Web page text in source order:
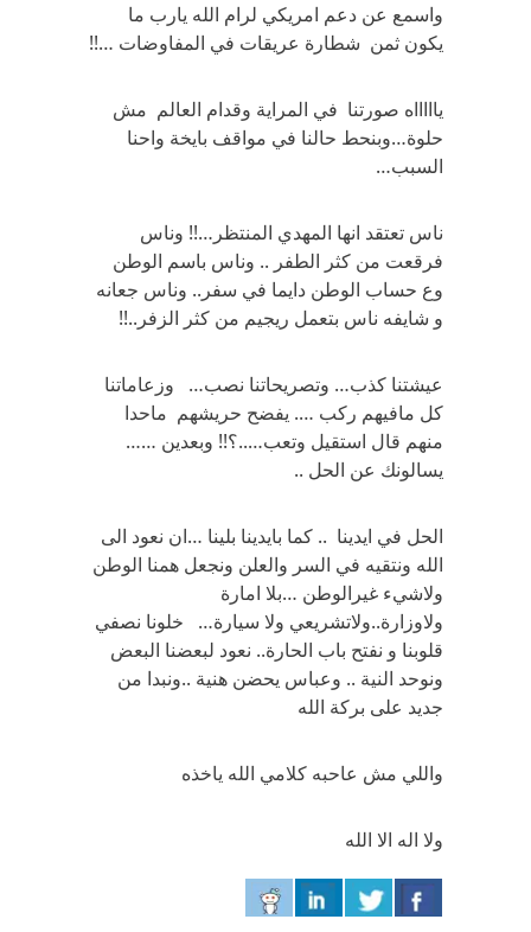
واسمع عن دعم امريكي لرام الله يارب ما
يكون ثمن شطارة عريقات في المفاوضات …!!
ياااااه صورتنا في المراية وقدام العالم مش
حلوة…وبنحط حالنا في مواقف بايخة واحنا
السبب…
ناس تعتقد انها المهدي المنتظر…!! وناس
فرقعت من كثر الطفر .. وناس باسم الوطن
وع حساب الوطن دايما في سفر.. وناس جعانه
و شايفه ناس بتعمل ريجيم من كثر الزفر..!!
عيشتنا كذب… وتصريحاتنا نصب… وزعاماتنا
كل مافيهم ركب …. يفضح حريشهم ماحدا
منهم قال استقيل وتعب…..؟!! وبعدين ……
يسالونك عن الحل ..
الحل في ايدينا .. كما بايدينا بلينا …ان نعود الى
الله ونتقيه في السر والعلن ونجعل همنا الوطن
ولاشيء غيرالوطن …بلا امارة
ولاوزارة..ولاتشريعي ولا سيارة… خلونا نصفي
قلوبنا و نفتح باب الحارة.. نعود لبعضنا البعض
ونوحد النية .. وعباس يحضن هنية ..ونبدا من
جديد على بركة الله
واللي مش عاحبه كلامي الله ياخذه
ولا اله الا الله